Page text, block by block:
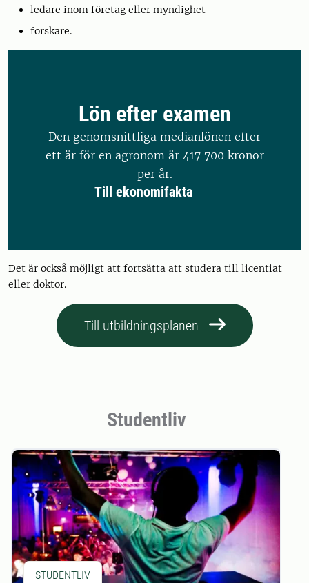
ledare inom företag eller myndighet
forskare.
Lön efter examen
Den genomsnittliga medianlönen efter
ett år för en agronom är 417 700 kronor
per år.
Till ekonomifakta
Det är också möjligt att fortsätta att studera till licentiat
eller doktor.
Till utbildningsplanen
Studentliv
STUDENTLIV